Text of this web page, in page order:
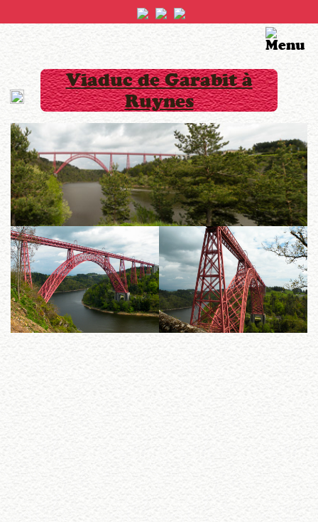
Viaduc de Garabit à
Ruynes